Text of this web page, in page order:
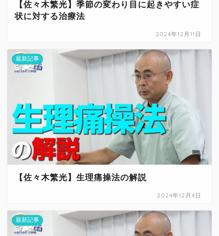
【佐々木繁光】季節の変わり目に起きやすい症
状に対する治療法
2024年12月11日
最新記事
【佐々木繁光】生理痛操法の解説
2024年12月4日
最新記事